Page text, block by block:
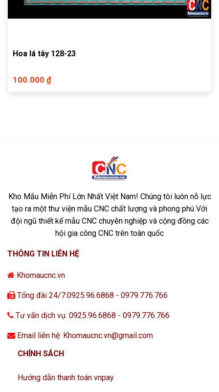
Hoa lá tây 128-23
100.000 ₫
Kho Mẫu Miễn Phí Lớn Nhất Việt Nam! Chúng tôi luôn nỗ lực
tạo ra một thư viện mẫu CNC chất lượng và phong phú Với
đội ngũ thiết kế mẫu CNC chuyên nghiệp và cộng đồng các
hội gia công CNC trên toàn quốc
THÔNG TIN LIÊN HỆ
Khomaucnc.vn
Tổng đài 24/7:0925.96.6868 - 0979.776.766
Tư vấn dịch vụ: 0925.96.6868 - 0979.776.766
Email liên hệ: Khomaucnc.vn@gmail.com
CHÍNH SÁCH
Hướng dẫn thanh toán vnpay